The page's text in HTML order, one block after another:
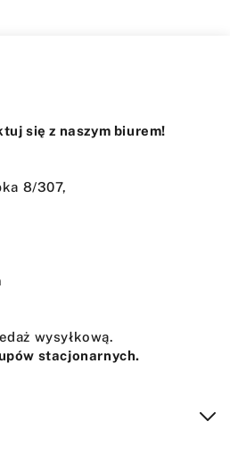
się z naszym biurem!
8/307,
wysyłkową.
stacjonarnych.